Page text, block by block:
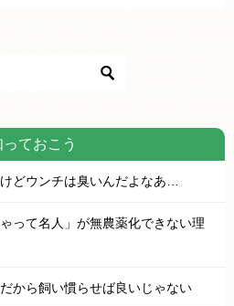
ておこう
どウンチは臭いんだよなあ…
って名人」が無農薬化できない理
から飼い慣らせば良いじゃない